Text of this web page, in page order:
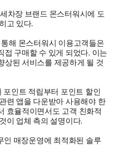
차장 브랜드 몬스터워시에 도
고 있다.
해 몬스터워시 이용고객들은
접 구매할 수 있게 되었다. 이는
상된 서비스를 제공하게 될 것
포인트 적립부터 포인트 할인
련 앱을 다운받아 사용해야 한
효율적이면서도 고객 친화적
이 업체 측의 설명이다.
인 매장운영에 최적화된 솔루